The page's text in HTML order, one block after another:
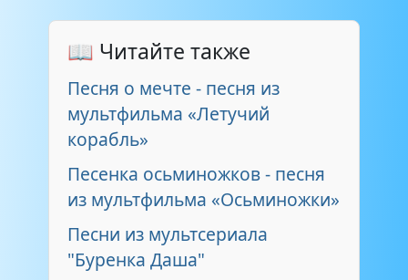
📖 Читайте также
Песня о мечте - песня из
мультфильма «Летучий
корабль»
Песенка осьминожков - песня
из мультфильма «Осьминожки»
Песни из мультсериала
"Буренка Даша"